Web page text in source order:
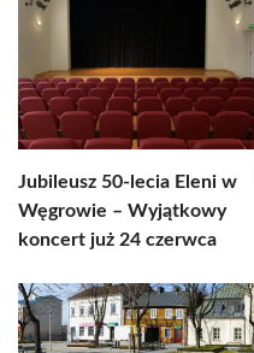
Jubileusz 50-lecia Eleni w
Węgrowie – Wyjątkowy
koncert już 24 czerwca